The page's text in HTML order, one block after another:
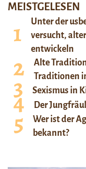
MEISTGELESEN
Unter der
versucht,
entwickeln
Alte
Traditionen
Sexismus in
Der
Wer ist der
bekannt?